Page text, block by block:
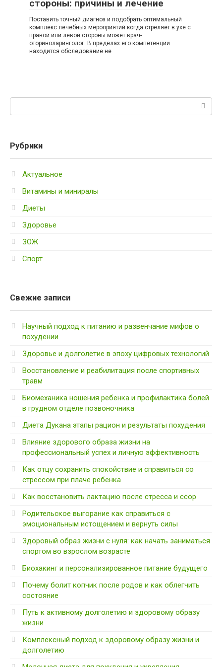
стороны: причины и лечение
Поставить точный диагноз и подобрать оптимальный
комплекс лечебных мероприятий когда стреляет в ухе с
правой или левой стороны может врач-
оториноларинголог. В пределах его компетенции
находится обследование не
Рубрики
Актуальное
Витамины и миниралы
Диеты
Здоровье
ЗОЖ
Спорт
Свежие записи
Научный подход к питанию и развенчание мифов о
похудении
Здоровье и долголетие в эпоху цифровых технологий
Восстановление и реабилитация после спортивных
травм
Биомеханика ношения ребенка и профилактика болей
в грудном отделе позвоночника
Диета Дукана этапы рацион и результаты похудения
Влияние здорового образа жизни на
профессиональный успех и личную эффективность
Как отцу сохранить спокойствие и справиться со
стрессом при плаче ребенка
Как восстановить лактацию после стресса и ссор
Родительское выгорание как справиться с
эмоциональным истощением и вернуть силы
Здоровый образ жизни с нуля: как начать заниматься
спортом во взрослом возрасте
Биохакинг и персонализированное питание будущего
Почему болит копчик после родов и как облегчить
состояние
Путь к активному долголетию и здоровому образу
жизни
Комплексный подход к здоровому образу жизни и
долголетию